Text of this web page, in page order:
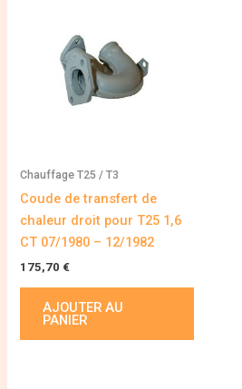
Chauffage T25 / T3
Coude de transfert de
chaleur droit pour T25 1,6
CT 07/1980 – 12/1982
175,70 €
AJOUTER AU
PANIER